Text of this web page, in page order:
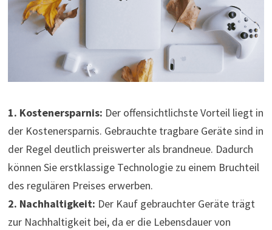
1. Kostenersparnis: Der offensichtlichste Vorteil liegt in
der Kostenersparnis. Gebrauchte tragbare Geräte sind in
der Regel deutlich preiswerter als brandneue. Dadurch
können Sie erstklassige Technologie zu einem Bruchteil
des regulären Preises erwerben.
2. Nachhaltigkeit: Der Kauf gebrauchter Geräte trägt
zur Nachhaltigkeit bei, da er die Lebensdauer von